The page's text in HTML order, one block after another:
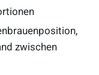
zwischen